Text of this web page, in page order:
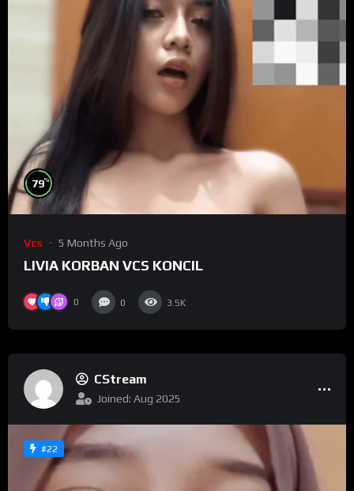
79%
Vcs 5 Months Ago
LIVIA KORBAN VCS KONCIL
0 0 3.5K
CStream
Joined: Aug 2025
#22